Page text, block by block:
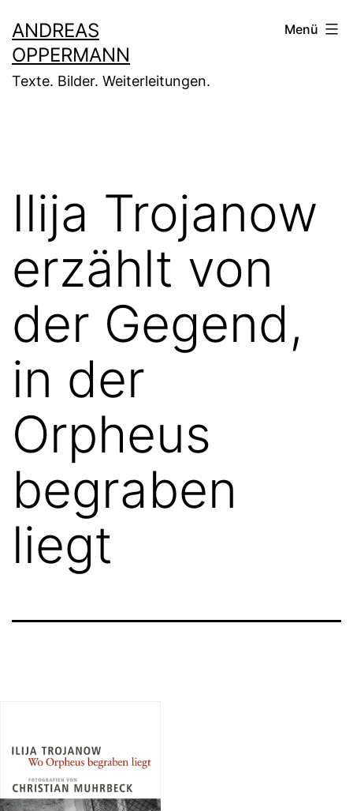
Inhalt
springen
ANDREAS
OPPERMANN
Texte. Bilder. Weiterleitungen.
Menü
Ilija Trojanow
erzählt von
der Gegend,
in der
Orpheus
begraben
liegt